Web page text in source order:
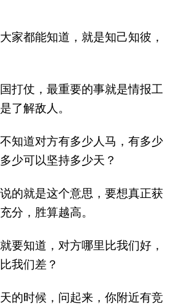
家都能知道，就是知己知彼，
打仗，最重要的事就是情报工
了解敌人。
知道对方有多少人马，有多少
少可以坚持多少天？
的就是这个意思，要想真正获
分，胜算越高。
要知道，对方哪里比我们好，
我们差？
的时候，问起来，你附近有竞